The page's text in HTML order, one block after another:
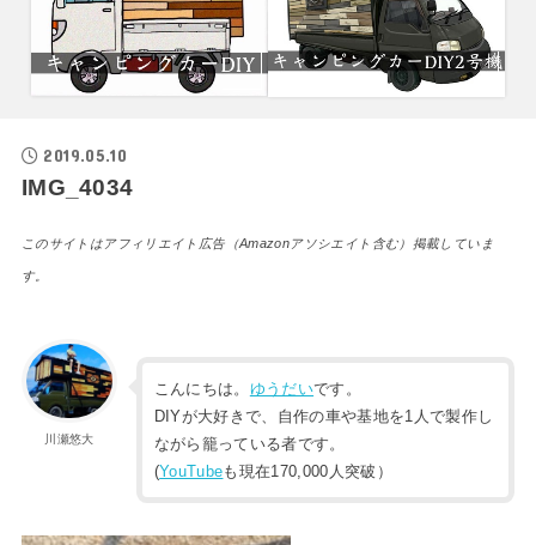
2019.05.10
IMG_4034
このサイトはアフィリエイト広告（Amazonアソシエイト含む）掲載していま
す。
川瀬悠大
こんにちは。 ゆうだいです。
DIYが大好きで、自作の車や基地を1人で製作し
ながら籠っている者です。
(YouTubeも現在170,000人突破）